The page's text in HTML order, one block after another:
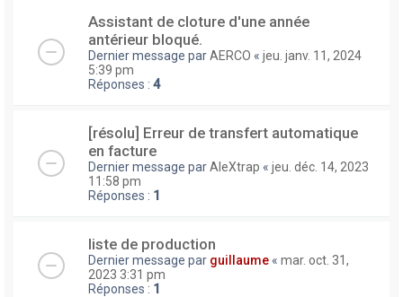
Assistant de cloture d'une année
antérieur bloqué.
Dernier message parAERCO « jeu. janv. 11, 2024
5:39 pm
Réponses : 4
[résolu] Erreur de transfert automatique
en facture
Dernier message parAleXtrap « jeu. déc. 14, 2023
11:58 pm
Réponses : 1
liste de production
Dernier message par guillaume « mar. oct. 31,
2023 3:31 pm
Réponses : 1